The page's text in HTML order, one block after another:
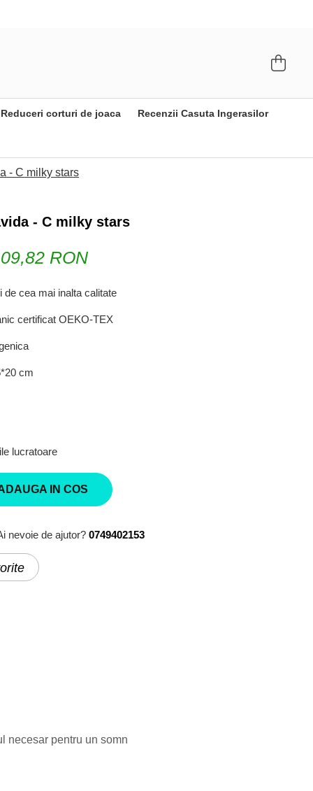
Reduceri corturi de joaca Recenzii Casuta Ingerasilor
- C milky stars
- C milky stars
RON
de cea mai inalta calitate
certificat OEKO-TEX
cm
lucratoare
IN COS
nevoie de ajutor? 0749402153
necesar pentru un somn